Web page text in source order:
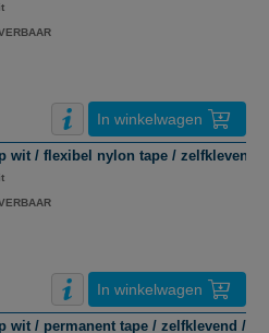
In winkelwagen
wit / flexibel nylon tape / zelfklevend
In winkelwagen
wit / permanent tape / zelfklevend /